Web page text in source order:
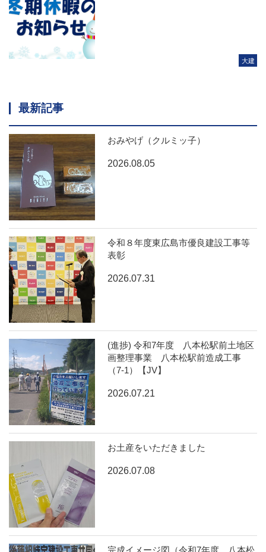
大建
最新記事
おみやげ（クルミッ子）
2026.08.05
令和８年度東広島市優良建設工事等
表彰
2026.07.31
(進捗) 令和7年度 八本松駅前土地区
画整理事業 八本松駅前造成工事
（7-1）【JV】
2026.07.21
お土産をいただきました
2026.07.08
完成イメージ図（令和7年度 八本松